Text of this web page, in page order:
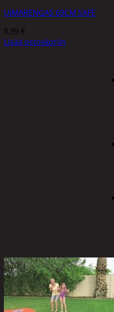
UIMARENGAS 69CM SAFE
8,99 €
Lisää ostoskoriin